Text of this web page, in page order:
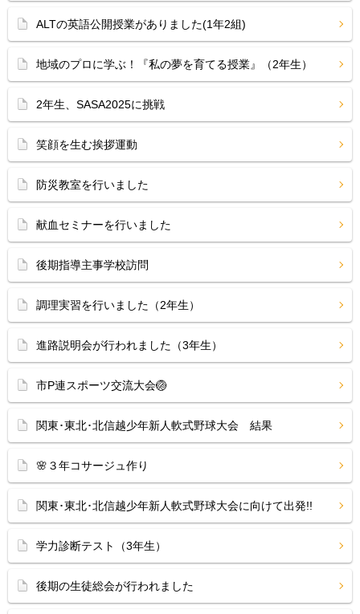
ALTの英語公開授業がありました(1年2組)
地域のプロに学ぶ！『私の夢を育てる授業』（2年生）
2年生、SASA2025に挑戦
笑顔を生む挨拶運動
防災教室を行いました
献血セミナーを行いました
後期指導主事学校訪問
調理実習を行いました（2年生）
進路説明会が行われました（3年生）
市P連スポーツ交流大会🏐
関東･東北･北信越少年新人軟式野球大会 結果
🌸３年コサージュ作り
関東･東北･北信越少年新人軟式野球大会に向けて出発!!
学力診断テスト（3年生）
後期の生徒総会が行われました